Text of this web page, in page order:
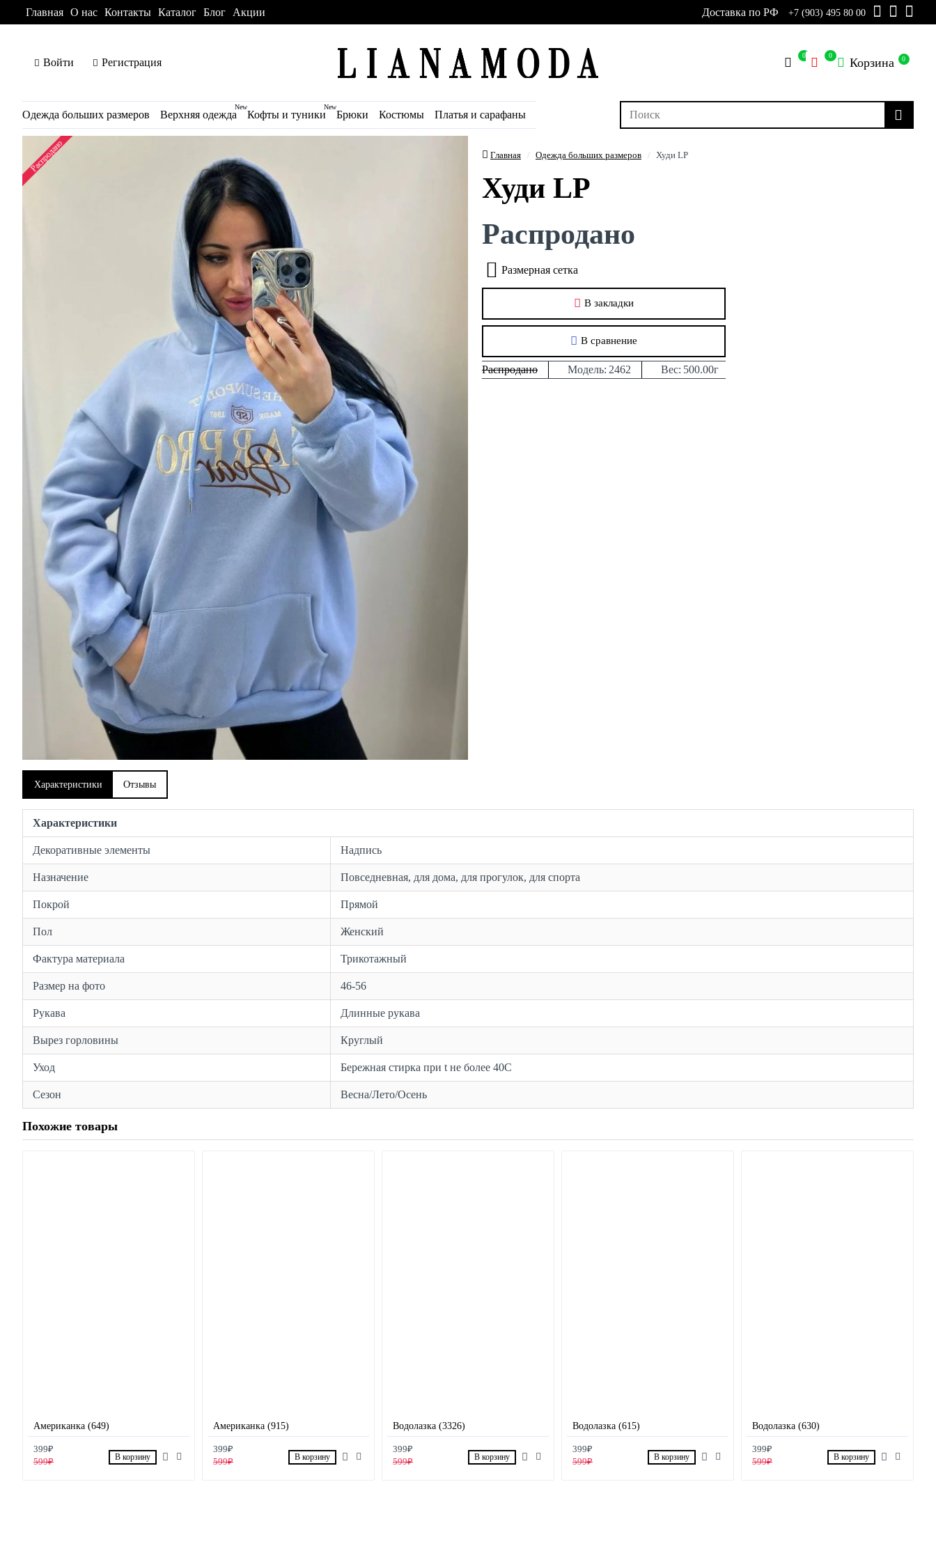
Главная О нас Контакты Каталог Блог Акции Доставка по РФ +7 (903) 495 80 00
Войти Регистрация
0 0 Корзина 0
Одежда больших размеров Верхняя одежда
New
Кофты и туники
New
Брюки Костюмы Платья и сарафаны
Распродано Главная Одежда больших размеров Худи LP
Худи LP
Распродано Модель: 2462 Вес: 500.00г
Распродано
В закладки
В сравнение
Размерная сетка
Характеристики Отзывы
Характеристики
Декоративные элементы Надпись
Назначение Повседневная, для дома, для прогулок, для спорта
Покрой Прямой
Пол Женский
Фактура материала Трикотажный
Размер на фото 46-56
Рукава Длинные рукава
Вырез горловины Круглый
Уход Бережная стирка при t не более 40С
Сезон Весна/Лето/Осень
Похожие товары
Американка (649)
399₽
599₽
В корзину
Американка (915)
399₽
599₽
В корзину
Водолазка (3326)
399₽
599₽
В корзину
Водолазка (615)
399₽
599₽
В корзину
Водолазка (630)
399₽
599₽
В корзину